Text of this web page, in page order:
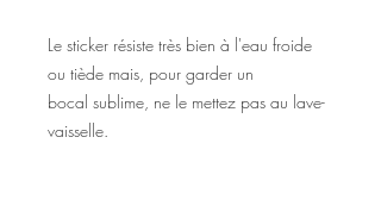
Le sticker résiste très bien à l'eau froide
ou tiède mais, pour garder un
bocal sublime, ne le mettez pas au lave-
vaisselle.